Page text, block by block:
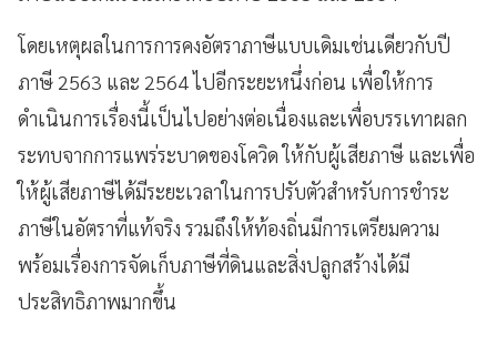
โดยเหตุผลในการการคงอัตราภาษีแบบเดิมเช่นเดียวกับปี
ภาษี 2563 และ 2564 ไปอีกระยะหนึ่งก่อน เพื่อให้การ
ดำเนินการเรื่องนี้เป็นไปอย่างต่อเนื่องและเพื่อบรรเทาผลก
ระทบจากการแพร่ระบาดของโควิด ให้กับผู้เสียภาษี และเพื่อ
ให้ผู้เสียภาษีได้มีระยะเวลาในการปรับตัวสำหรับการชำระ
ภาษีในอัตราที่แท้จริง รวมถึงให้ท้องถิ่นมีการเตรียมความ
พร้อมเรื่องการจัดเก็บภาษีที่ดินและสิ่งปลูกสร้างได้มี
ประสิทธิภาพมากขึ้น